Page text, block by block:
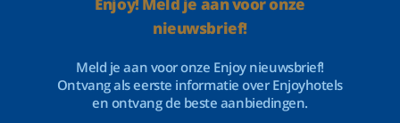
nieuwsbrief!
Meld je aan voor onze Enjoy nieuwsbrief!
Ontvang als eerste informatie over Enjoyhotels
en ontvang de beste aanbiedingen.